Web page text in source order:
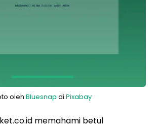
oleh Bluesnap di Pixabay
memahami betul